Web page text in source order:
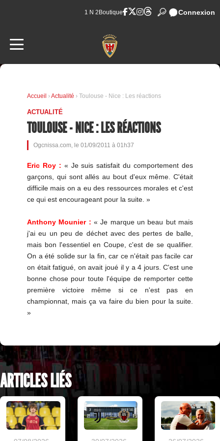
1 N 2 Boutique Connexion
Accueil ›Actualité › Toulouse - Nice : Les réactions
ACTUALITÉ
TOULOUSE - NICE : LES RÉACTIONS
Ogcnissa.com, le 01/09/2011 à 01h37
Eric Roy : « Je suis satisfait du comportement des
garçons, qui sont allés au bout d'eux même. C'était
difficile mais on a eu des ressources morales et c'est
ce qui est encourageant pour la suite. »
Anthony Mounier : « Je marque un beau but mais
j'ai eu un peu de déchet avec des pertes de balle,
mais bon l'essentiel en Coupe, c'est de se qualifier.
On a été solide sur la fin, car ce n'était pas facile car
on était fatigué, on avait joué il y a 4 jours. C'est une
bonne chose pour toute l'équipe de remporter cette
première victoire même si ce n'est pas en
championnat, mais ça va faire du bien pour la suite.
»
ARTICLES LIÉS